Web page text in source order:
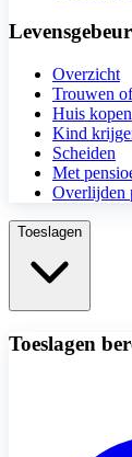
Overzicht
Trouwen
Huis kopen
Kind
Scheiden
Met
Overlijden
Toeslagen
Toeslagen